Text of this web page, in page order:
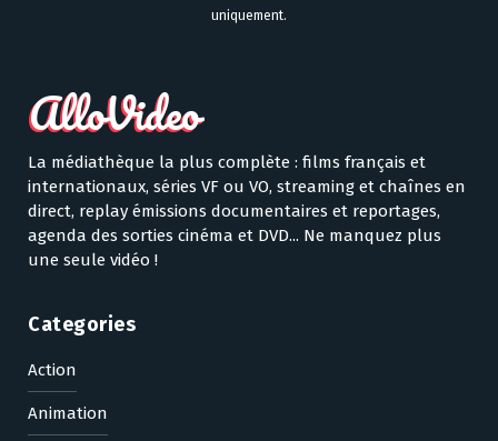
uniquement.
La médiathèque la plus complète : films français et
internationaux, séries VF ou VO, streaming et chaînes en
direct, replay émissions documentaires et reportages,
agenda des sorties cinéma et DVD... Ne manquez plus
une seule vidéo !
Categories
Action
Animation